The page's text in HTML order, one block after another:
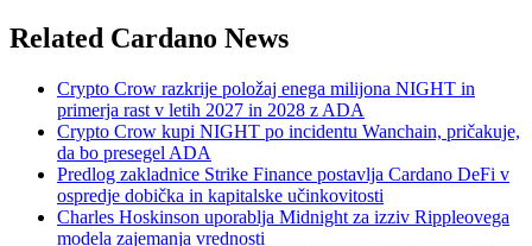
Related Cardano News
Crypto Crow razkrije položaj enega milijona NIGHT in
primerja rast v letih 2027 in 2028 z ADA
Crypto Crow kupi NIGHT po incidentu Wanchain, pričakuje,
da bo presegel ADA
Predlog zakladnice Strike Finance postavlja Cardano DeFi v
ospredje dobička in kapitalske učinkovitosti
Charles Hoskinson uporablja Midnight za izziv Rippleovega
modela zajemanja vrednosti